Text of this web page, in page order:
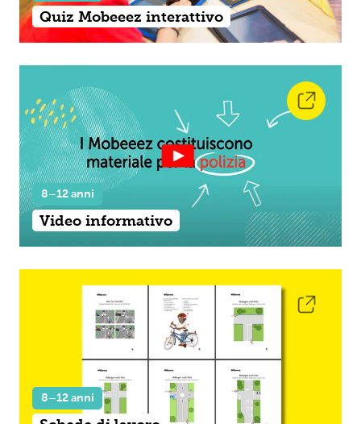
Quiz Mobeeez interattivo
8–12 anni
Video informativo
8–12 anni